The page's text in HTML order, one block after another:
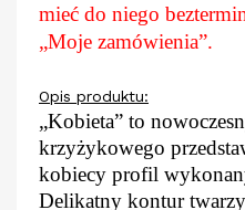
mieć do niego
„Moje zamówienia”.
Opis produktu:
„Kobieta” to
krzyżykowego
kobiecy profil
Delikatny kontur